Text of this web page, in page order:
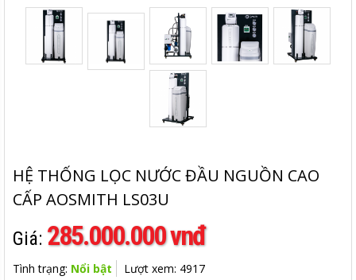
HỆ THỐNG LỌC NƯỚC ĐẦU NGUỒN CAO
CẤP AOSMITH LS03U
Giá: 285.000.000 vnđ
Tình trạng: Nổi bật Lượt xem: 4917